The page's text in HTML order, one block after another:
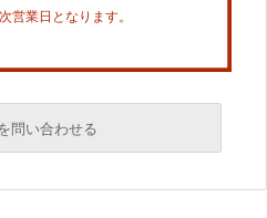
営業日となります。
問い合わせる